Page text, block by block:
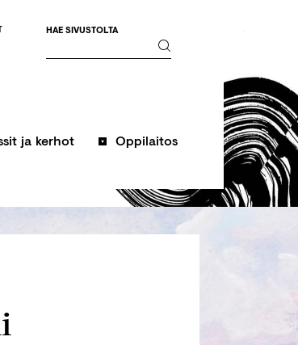
HAE SIVUSTOLTA
ja kerhot Oppilaitos